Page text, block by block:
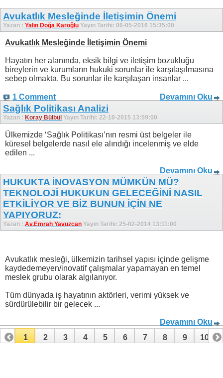
Avukatlık Mesleğinde İletişimin Önemi
Yazan : Yalın Doğa Karoğlu Yayın Tarihi: 06-05-2016 15:35:00
Avukatlık Mesleğinde İletişimin Önemi
Hayatın her alanında, eksik bilgi ve iletişim bozukluğu
bireylerin ve kurumların hukuki sorunlar ile karşılaşılmasına
sebep olmakta. Bu sorunlar ile karşılaşan insanlar ...
1 Comment Devamını Oku
Sağlık Politikası Analizi
Yazan : Koray Bülbül Yayın Tarihi: 22-10-2015 13:59:00
Ülkemizde ‘Sağlık Politikası’nın resmi üst belgeler ile
küresel belgelerde nasıl ele alındığı incelenmiş ve elde
edilen ...
Devamını Oku
HUKUKTA İNOVASYON MÜMKÜN MÜ?
TEKNOLOJİ HUKUKUN GELECEĞİNİ NASIL
ETKİLİYOR VE BİZ BUNUN İÇİN NE
YAPIYORUZ:
Yazan : Av.Emrah Yavuzcan Yayın Tarihi: 25-02-2014 13:11:00
Avukatlık mesleği, ülkemizin tarihsel yapısı içinde gelişme
kaydedemeyen/inovatif çalışmalar yapamayan en temel
meslek grubu olarak algılanıyor.
Tüm dünyada iş hayatının aktörleri, verimi yüksek ve
sürdürülebilir bir gelecek ...
Devamını Oku
1
2 3 4 5 6 7 8 9 10